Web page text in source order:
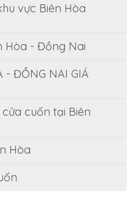
vực Biên Hòa
Hòa - Đồng Nai
- ĐỒNG NAI GIÁ
cuốn tại Biên
Hòa